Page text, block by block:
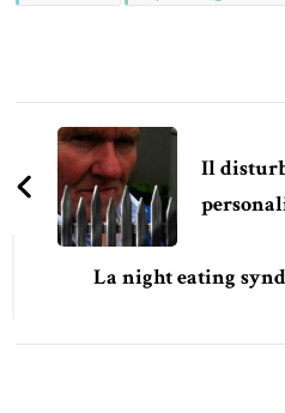
Navigazione
articoli
Il
La night eating